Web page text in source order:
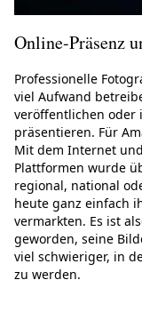
Online-Präsenz
Professionelle
viel Aufwand
veröffentlichen oder
präsentieren. Für
Mit dem Internet
Plattformen wurde
regional, national
heute ganz einfach
vermarkten. Es ist
geworden, seine
viel schwieriger, in
zu werden.